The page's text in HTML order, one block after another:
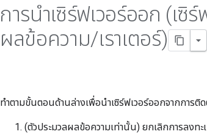
การนําเซิร์ฟเวอร์ออก (เซิ
ผลข้อความ/เราเตอร์)
ทําตามขั้นตอนด้านล่างเพื่อนําเซิร์ฟเวอร์ออกจากการ
(ตัวประมวลผลข้อความเท่านั้น) ยกเลิกการลงท